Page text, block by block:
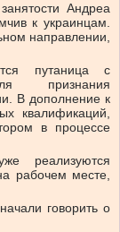
Андреа
к украинцам.
направлении,
путаница с
признания
В дополнение к
квалификаций,
в процессе
реализуются
рабочем месте,
говорить о